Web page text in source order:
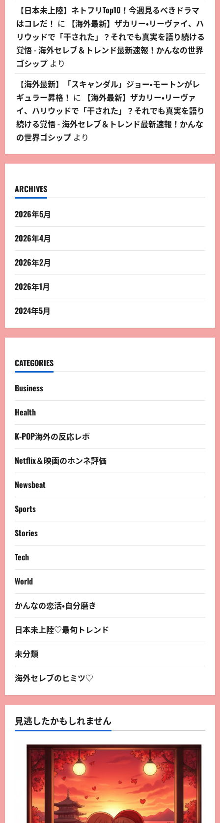
【日本未上陸】ネトフリTop10！今週見るべきドラマ
はコレだ！ に
【海外最新】ザカリー・リーヴァイ、ハ
リウッドで「干された」？それでも真実を語り続ける
覚悟 - 海外セレブ＆トレンド最新速報！かんなの世界
ゴシップ より
【海外最新】「スキャンダル」ジョー・モートンがレ
ギュラー昇格！ に
【海外最新】ザカリー・リーヴァ
イ、ハリウッドで「干された」？それでも真実を語り
続ける覚悟 - 海外セレブ＆トレンド最新速報！かんな
の世界ゴシップ より
ARCHIVES
2026年5月
2026年4月
2026年2月
2026年1月
2024年5月
CATEGORIES
Business
Health
K-POP海外の反応レポ
Netflix＆映画のホンネ評価
Newsbeat
Sports
Stories
Tech
World
かんなの恋活・自分磨き
日本未上陸♡最旬トレンド
未分類
海外セレブのヒミツ♡
見逃したかもしれません